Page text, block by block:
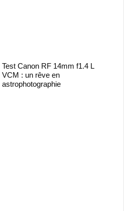
Test Canon RF 14mm f1.4 L
VCM : un rêve en
astrophotographie